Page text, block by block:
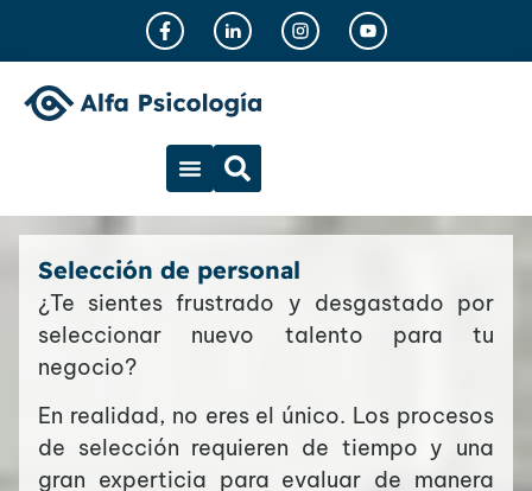
Selección de personal
¿Te sientes frustrado y desgastado por
seleccionar nuevo talento para tu
negocio?
En realidad, no eres el único. Los procesos
de selección requieren de tiempo y una
gran experticia para evaluar de manera